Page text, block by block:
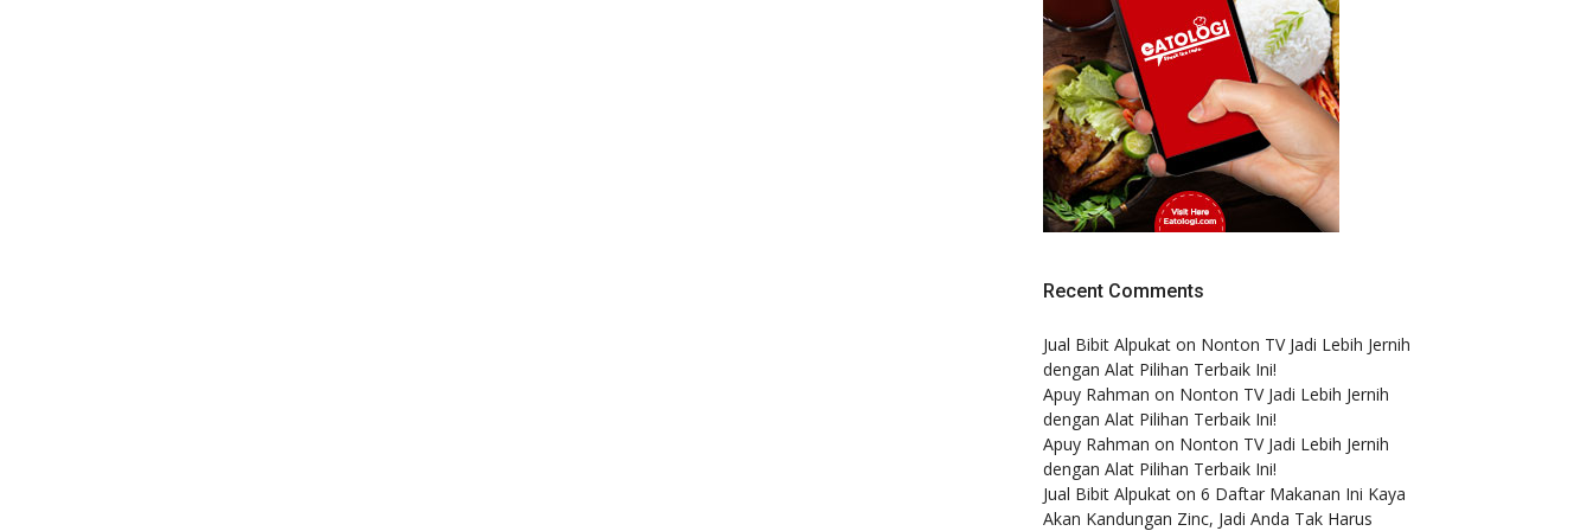
Recent Comments
Jual Bibit Alpukat on Nonton TV Jadi Lebih Jernih
dengan Alat Pilihan Terbaik Ini!
Apuy Rahman on Nonton TV Jadi Lebih Jernih
dengan Alat Pilihan Terbaik Ini!
Apuy Rahman on Nonton TV Jadi Lebih Jernih
dengan Alat Pilihan Terbaik Ini!
Jual Bibit Alpukat on 6 Daftar Makanan Ini Kaya
Akan Kandungan Zinc, Jadi Anda Tak Harus